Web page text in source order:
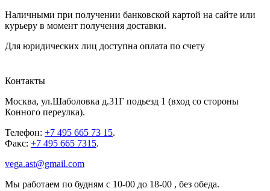
Наличными при получении банковской картой на сайте или
курьеру в момент получения доставки.
Для юридических лиц доступна оплата по счету
Контакты
Москва, ул.Шаболовка д.31Г подьезд 1 (вход со стороны
Конного переулка).
Телефон: +7 495 665 73 15.
Факс: +7 495 665 7315.
vega.ast@gmail.com
Мы работаем по будням с 10-00 до 18-00 , без обеда.